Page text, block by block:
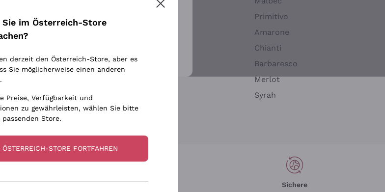
Occhipinti Arianna
Santi
Argiolas
dei Frati
Chardonnay
Primitivo
Amarone
Chianti
Barbaresco
Merlot
Syrah
Sichere
Sie in unserem Datenschutz-Bestimmungen
Sie im Österreich-Store
derzeit den Österreich-Store, aber es
Sie möglicherweise einen anderen
Preise, Verfügbarkeit und
zu gewährleisten, wählen Sie bitte
Store.
ÖSTERREICH-STORE FORTFAHREN